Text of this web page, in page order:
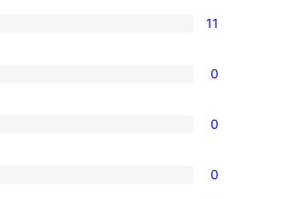
11
0
0
0